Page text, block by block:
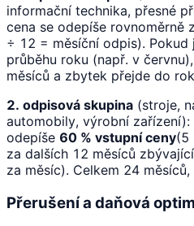
informační technika, přesné
cena se odepíše rovnoměrně
÷ 12 = měsíční odpis). Pokud
průběhu roku (např. v
měsíců a zbytek přejde do
2. odpisová skupina (stroje,
automobily, výrobní
odepíše 60 % vstupní ceny(5
za dalších 12 měsíců
za měsíc). Celkem 24
Přerušení a daňová